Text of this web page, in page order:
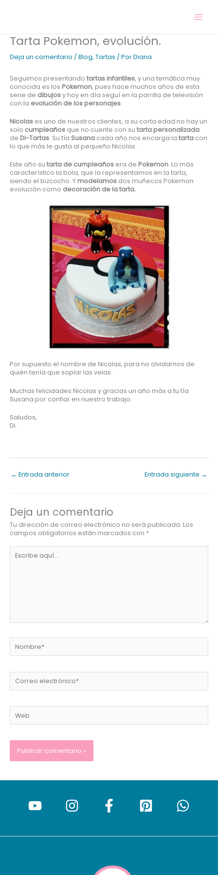
Tarta Pokemon, evolución.
Deja un comentario / Blog, Tartas / PorDiana
Seguimos presentando tartas infantiles, y una temática muy
conocida es los Pokemon, pues hace muchos años de esta
serie de dibujosy hoy en día seguí en la parrilla de televisión
con la evolución de los personajes.
Nicolas es uno de nuestros clientes, a su corta edad no hay un
solo cumpleaños que no cuente con su tarta personalizada
de Di-Tartas. Su tía Susana cada año nos encarga la tarta con
lo que más le gusta al pequeño Nicolas.
Este año su tarta de cumpleaños era de Pokemon. Lo más
característico la bola, que la representamos en la tarta,
siendo el bizcocho. Ymodelamos dos muñecos Pokemon
evolución como decoración de la tarta.
Por supuesto el nombre de Nicolas, para no olvidarnos de
quién tenía que soplar las velas.
Muchas felicidades Nicolas y gracias un año más a tu tía
Susana por confiar en nuestro trabajo.
Saludos,
Di.
← Entrada anterior Entrada siguiente →
Deja un comentario
Tu dirección de correo electrónico no será publicada. Los
campos obligatorios están marcados con *
aquí...
electrónico*